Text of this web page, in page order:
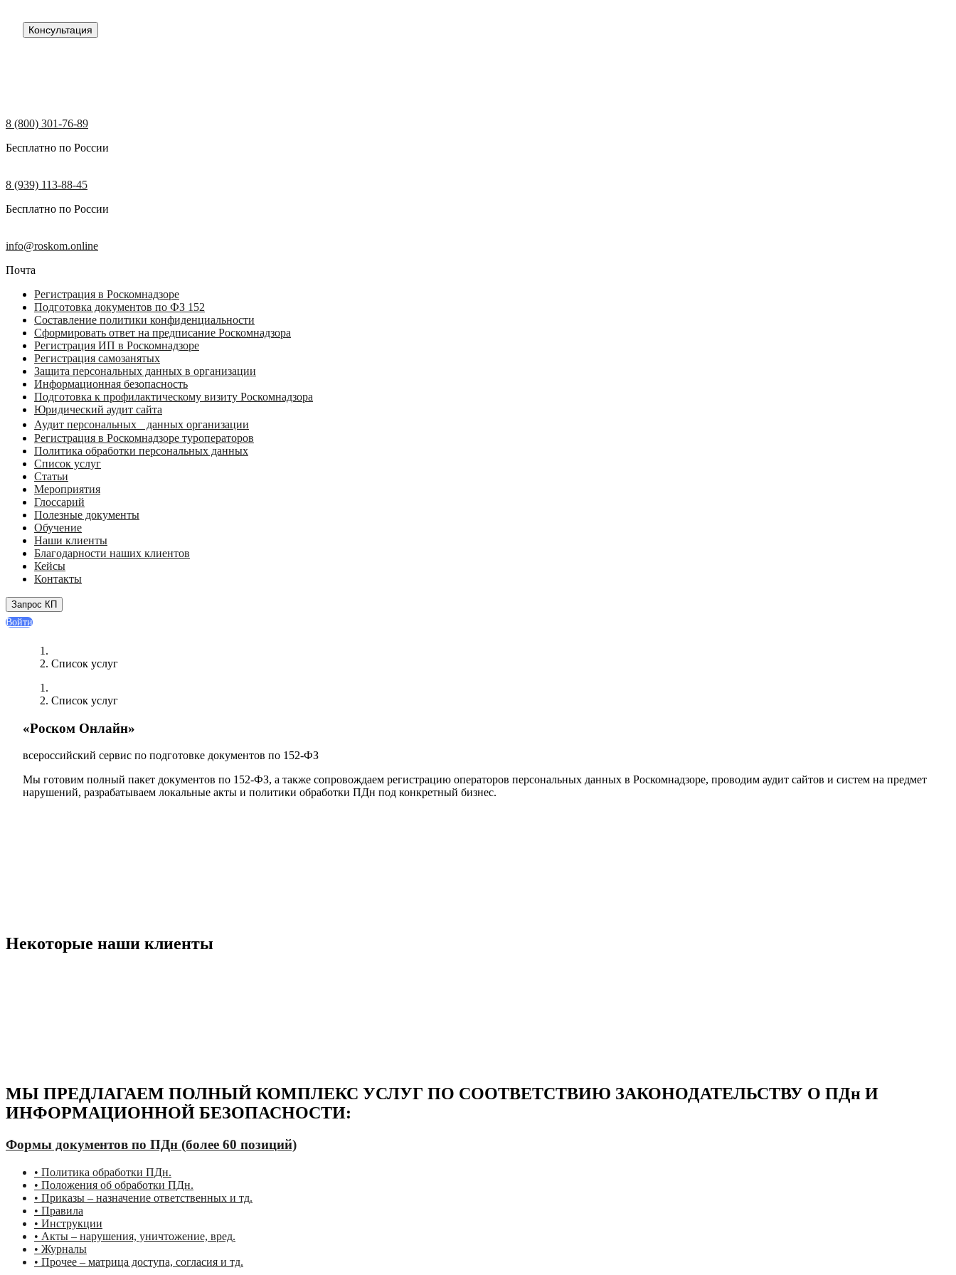
Консультация
8 (800) 301-76-89
Бесплатно по России
8 (939) 113-88-45
Бесплатно по России
info@roskom.online
Почта
Регистрация в Роскомнадзоре
Подготовка документов по ФЗ 152
Составление политики конфиденциальности
Сформировать ответ на предписание Роскомнадзора
Регистрация ИП в Роскомнадзоре
Регистрация самозанятых
Защита персональных данных в организации
Информационная безопасность
Подготовка к профилактическому визиту Роскомнадзора
Юридический аудит сайта
Аудит персональных данных организации
Регистрация в Роскомнадзоре туроператоров
Политика обработки персональных данных
Список услуг
Статьи
Мероприятия
Глоссарий
Полезные документы
Обучение
Наши клиенты
Благодарности наших клиентов
Кейсы
Контакты
Запрос КП
Войти
Список услуг
Список услуг
«Роском Онлайн»
всероссийский сервис по подготовке документов по 152-ФЗ
Мы готовим полный пакет документов по 152-ФЗ, а также сопровождаем регистрацию операторов персональных данных в Роскомнадзоре, проводим аудит сайтов и систем на предмет
нарушений, разрабатываем локальные акты и политики обработки ПДн под конкретный бизнес.
Некоторые наши клиенты
МЫ ПРЕДЛАГАЕМ ПОЛНЫЙ КОМПЛЕКС УСЛУГ ПО СООТВЕТСТВИЮ ЗАКОНОДАТЕЛЬСТВУ О ПДн И
ИНФОРМАЦИОННОЙ БЕЗОПАСНОСТИ:
Формы документов по ПДн (более 60 позиций)
• Политика обработки ПДн.
• Положения об обработки ПДн.
• Приказы – назначение ответственных и тд.
• Правила
• Инструкции
• Акты – нарушения, уничтожение, вред.
• Журналы
• Прочее – матрица доступа, согласия и тд.